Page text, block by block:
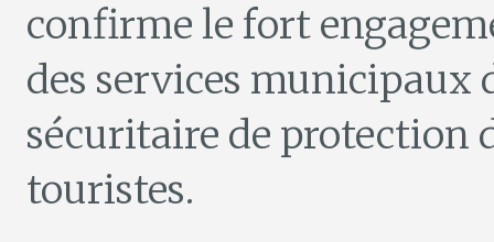
confirme le fort
des services municipaux
sécuritaire de protection
touristes.